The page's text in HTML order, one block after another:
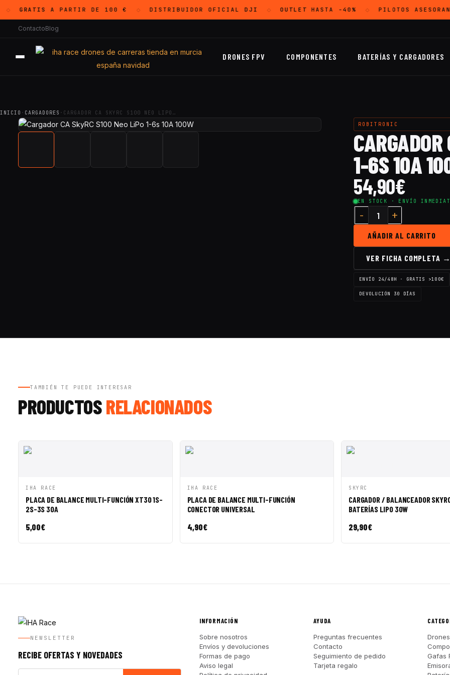
GRATIS A PARTIR DE 100 € DISTRIBUIDOR OFICIAL DJI OUTLET HASTA -40% PILOTOS
ContactoBlog
DRONES FPV COMPONENTES BATERÍAS Y CARGADORES
INICIO · CARGADORES · CARGADOR CA SKYRC S100 NEO LIPO…
ROBITRONIC
1-6S 10A
54,90€
EN STOCK · ENVÍO
Cantidad Cargador CA
AÑADIR AL CARRITO
VER FICHA COMPLETA →
ENVÍO 24/48H · GRATIS >100€
DEVOLUCIÓN 30 DÍAS
TAMBIÉN TE PUEDE INTERESAR
PRODUCTOSRELACIONADOS
VISTA RÁPIDA
IHA RACE
PLACA DE BALANCE MULTI-FUNCIÓN XT30 1S-
2S-3S 30A
5,00€
VISTA RÁPIDA
IHA RACE
PLACA DE BALANCE MULTI-FUNCIÓN
CONECTOR UNIVERSAL
4,90€
VISTA RÁPIDA
SKYRC
CARGADOR / BALANCEADOR
BATERÍAS LIPO 30W
29,90€
NEWSLETTER
RECIBE OFERTAS Y NOVEDADES
INFORMACIÓN
Sobre nosotros
Envíos y devoluciones
Formas de pago
Aviso legal
AYUDA
Preguntas frecuentes
Contacto
Seguimiento de pedido
Tarjeta regalo
Gafas